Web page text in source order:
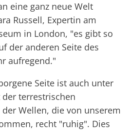
eine ganz neue Welt
Russell, Expertin am
in London, "es gibt so
der anderen Seite des
aufregend."
Seite ist auch unter
terrestrischen
Wellen, die von unserem
recht "ruhig". Dies